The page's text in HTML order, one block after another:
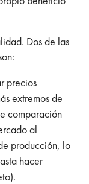
Dos de las
precios
extremos de
comparación
al
producción, lo
hacer